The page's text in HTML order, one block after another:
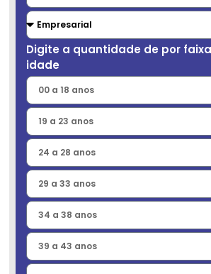
Digite a quantidade de por
idade